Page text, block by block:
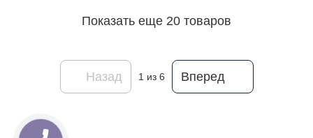
Показать еще 20 товаров
Назад 1 из 6 Вперед